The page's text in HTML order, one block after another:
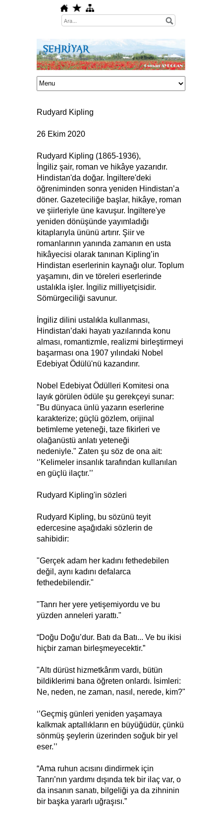
Rudyard Kipling
26 Ekim 2020
Rudyard Kipling (1865-1936),
İngiliz şair, roman ve hikâye yazarıdır.
Hindistan'da doğar. İngiltere'deki
öğreniminden sonra yeniden Hindistan’a
döner. Gazeteciliğe başlar, hikâye, roman
ve şiirleriyle üne kavuşur. İngiltere'ye
yeniden dönüşünde yayımladığı
kitaplarıyla ününü artırır. Şiir ve
romanlarının yanında zamanın en usta
hikâyecisi olarak tanınan Kipling’in
Hindistan eserlerinin kaynağı olur. Toplum
yaşamını, din ve töreleri eserlerinde
ustalıkla işler. İngiliz milliyetçisidir.
Sömürgeciliği savunur.
İngiliz dilini ustalıkla kullanması,
Hindistan’daki hayatı yazılarında konu
alması, romantizmle, realizmi birleştirmeyi
başarması ona 1907 yılındaki Nobel
Edebiyat Ödülü'nü kazandırır.
Nobel Edebiyat Ödülleri Komitesi ona
layık görülen ödüle şu gerekçeyi sunar:
"Bu dünyaca ünlü yazarın eserlerine
karakterize; güçlü gözlem, orijinal
betimleme yeteneği, taze fikirleri ve
olağanüstü anlatı yeteneği
nedeniyle." Zaten şu söz de ona ait:
‘’Kelimeler insanlık tarafından kullanılan
en güçlü ilaçtır.’’
Rudyard Kipling'in sözleri
Rudyard Kipling, bu sözünü teyit
edercesine aşağıdaki sözlerin de
sahibidir:
"Gerçek adam her kadını fethedebilen
değil, aynı kadını defalarca
fethedebilendir."
"Tanrı her yere yetişemiyordu ve bu
yüzden anneleri yarattı."
“Doğu Doğu’dur. Batı da Batı... Ve bu ikisi
hiçbir zaman birleşmeyecektir.”
"Altı dürüst hizmetkârım vardı, bütün
bildiklerimi bana öğreten onlardı. İsimleri:
Ne, neden, ne zaman, nasıl, nerede, kim?"
‘’Geçmiş günleri yeniden yaşamaya
kalkmak aptallıkların en büyüğüdür, çünkü
sönmüş şeylerin üzerinden soğuk bir yel
eser.’’
“Ama ruhun acısını dindirmek için
Tanrı’nın yardımı dışında tek bir ilaç var, o
da insanın sanatı, bilgeliği ya da zihninin
bir başka yararlı uğraşısı.”